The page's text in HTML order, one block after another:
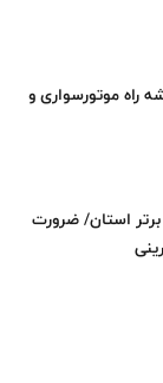
راه موتورسواری و
میان ۱۰ هیئت برتر استان/ ضرورت